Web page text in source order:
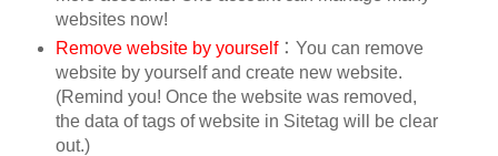
websites now!
Remove website by yourself：You can remove
website by yourself and create new website.
(Remind you! Once the website was removed,
the data of tags of website in Sitetag will be clear
out.)